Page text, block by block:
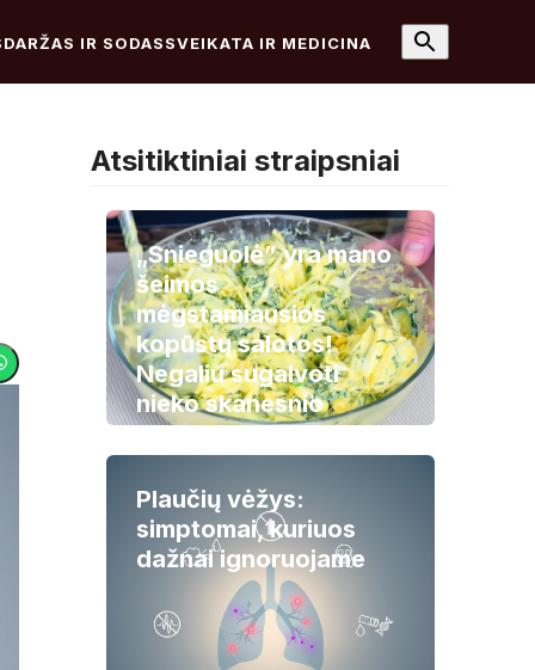
DARŽAS IR SODASSVEIKATA IR MEDICINA
Atsitiktiniai straipsniai
„Snieguolė” yra mano
šeimos
mėgstamiausios
kopūstų salotos!
Negaliu sugalvoti
nieko skanesnio
Plaučių vėžys:
simptomai, kuriuos
dažnai ignoruojame